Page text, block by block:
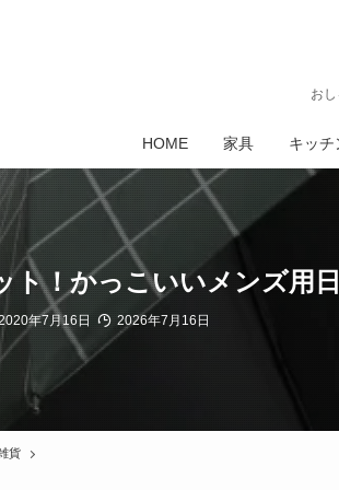
お
HOME 家具 キッチ
ト！かっこいいメンズ用
年7月16日 2026年7月16日
貨